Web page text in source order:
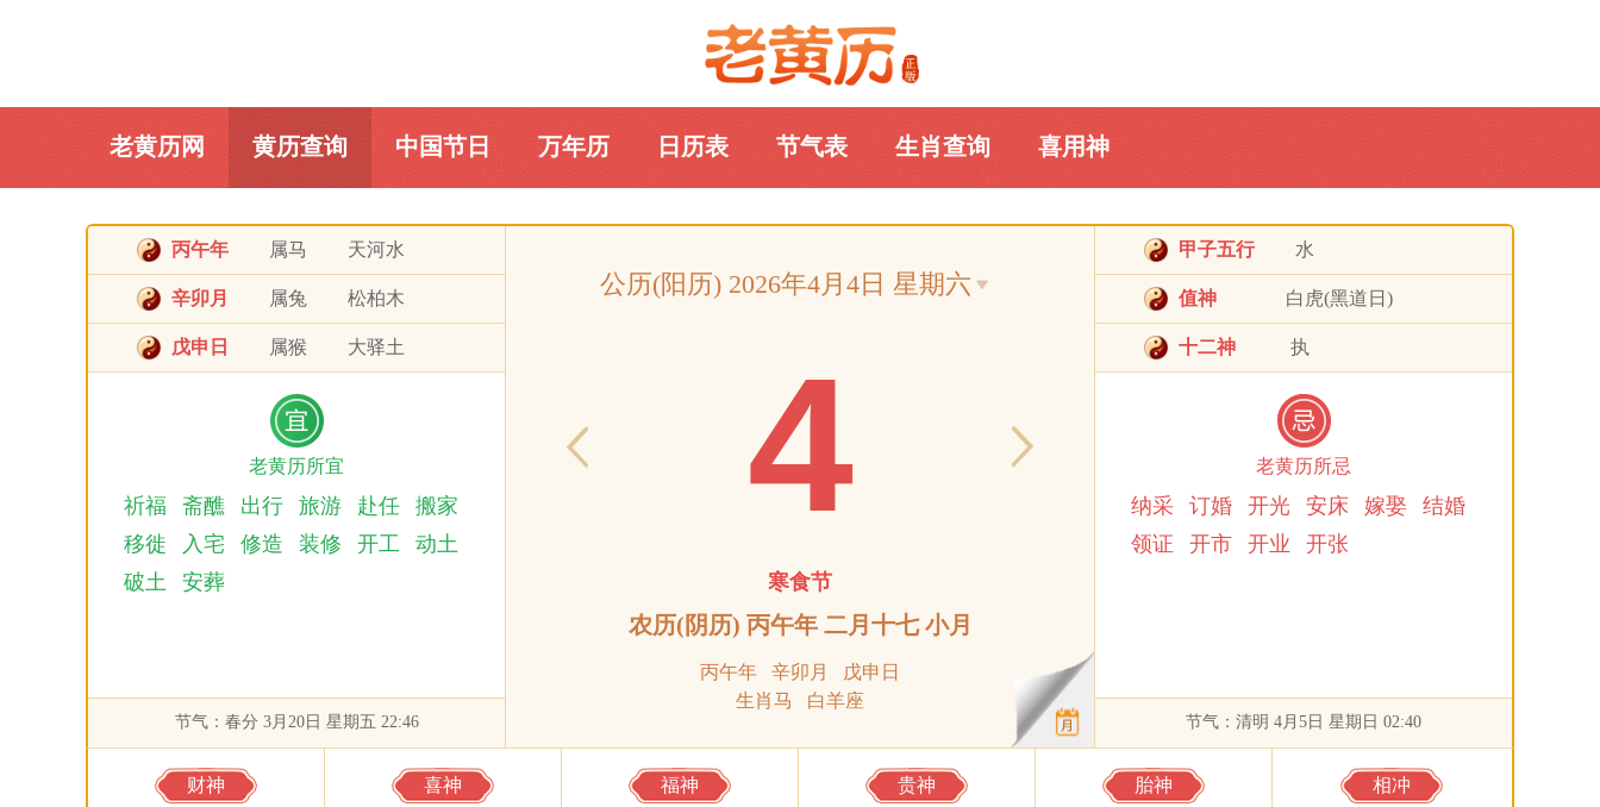
老黄历网
老黄历网 黄历查询 中国节日 万年历 日历表 节气表 生肖查询 喜用神
丙午年 属马 天河水
辛卯月 属兔 松柏木
戊申日 属猴 大驿土
老黄历所宜
祈福 斋醮 出行 旅游 赴任
搬家
移徙
入宅 修造 装修 开工
动土
破土
安葬
节气：春分 3月20日 星期五 22:46
公历(阳历) 2026年4月4日 星期六
4
寒食节
农历(阴历) 丙午年 二月十七 小月
丙午年 辛卯月 戊申日
生肖马 白羊座
甲子五行 水
值神 白虎(黑道日)
十二神 执
老黄历所忌
纳采 订婚 开光 安床 嫁娶
结婚
领证
开市 开业 开张
节气：清明 4月5日 星期日 02:40
财神 喜神 福神 贵神 胎神 相冲